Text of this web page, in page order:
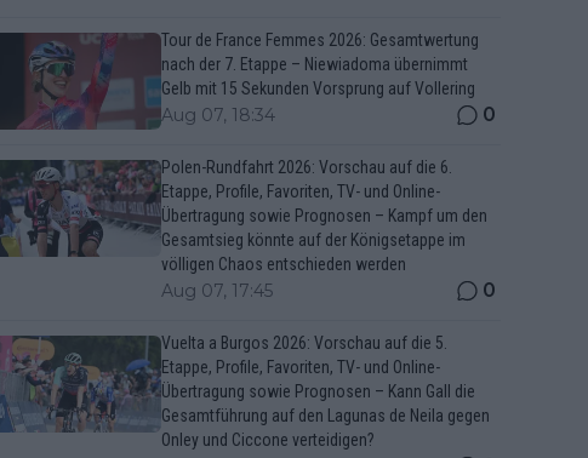
Tour de France Femmes 2026: Gesamtwertung
nach der 7. Etappe – Niewiadoma übernimmt
Gelb mit 15 Sekunden Vorsprung auf Vollering
Aug 07, 18:34 0
Polen-Rundfahrt 2026: Vorschau auf die 6.
Etappe, Profile, Favoriten, TV- und Online-
Übertragung sowie Prognosen – Kampf um den
Gesamtsieg könnte auf der Königsetappe im
völligen Chaos entschieden werden
Aug 07, 17:45 0
Vuelta a Burgos 2026: Vorschau auf die 5.
Etappe, Profile, Favoriten, TV- und Online-
Übertragung sowie Prognosen – Kann Gall die
Gesamtführung auf den Lagunas de Neila gegen
Onley und Ciccone verteidigen?